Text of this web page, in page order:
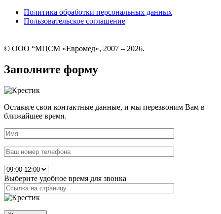
Политика обработки персональных данных
Пользовательское соглашение
© ООО “МЦСМ «Евромед», 2007 – 2026.
Заполните форму
Оставьте свои контактные данные, и мы перезвоним Вам в
ближайшее время.
Выберите удобное время для звонка